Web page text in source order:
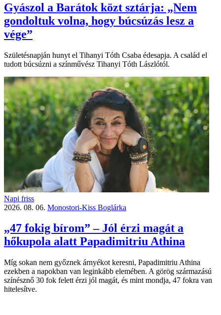
Gyászol a Barátok közt sztárja: „Nem
gondoltuk volna, hogy búcsúzás lesz a
vége”
Születésnapján hunyt el Tihanyi Tóth Csaba édesapja. A család el
tudott búcsúzni a színművész Tihanyi Tóth Lászlótól.
Napi friss
2026. 08. 06. Monostori-Kiss Boglárka
„47 fokig bírom” – Jól érzi magát a
hőkupola alatt Papadimitriu Athina
Míg sokan nem győznek árnyékot keresni, Papadimitriu Athina
ezekben a napokban van leginkább elemében. A görög származású
színésznő 30 fok felett érzi jól magát, és mint mondja, 47 fokra van
hitelesítve.